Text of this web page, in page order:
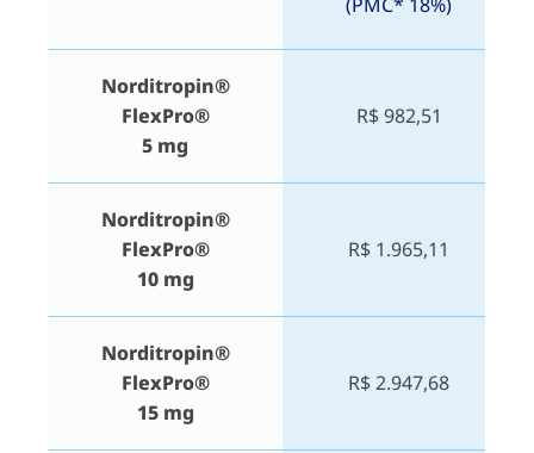
Norditropin®
FlexPro®
5 mg
R$ 982,51
Norditropin®
FlexPro®
10 mg
R$ 1.965,11
Norditropin®
FlexPro®
15 mg
R$ 2.947,68